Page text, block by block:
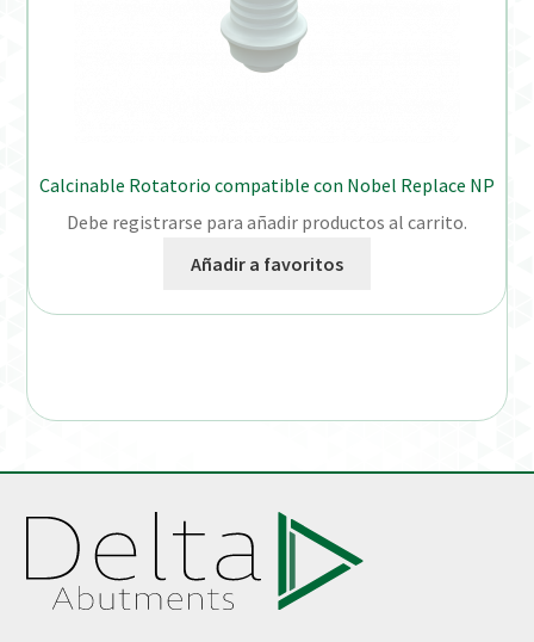
Calcinable Rotatorio compatible con Nobel Replace NP
Debe registrarse para añadir productos al carrito.
Añadir a favoritos